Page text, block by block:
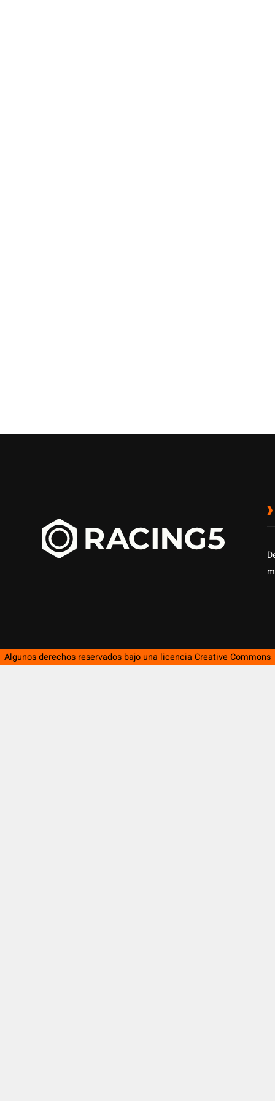
Algunos derechos reservados bajo una licencia Creative Commons